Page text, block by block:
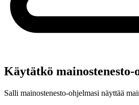
Käytätkö mainostenesto-
Salli mainostenesto-ohjelmasi näyttää